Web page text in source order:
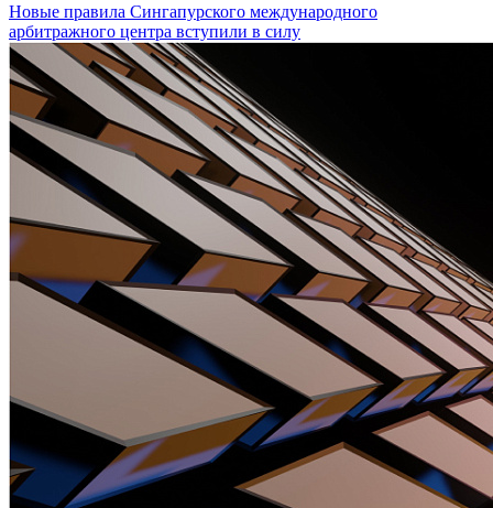
Новые правила Сингапурского международного
арбитражного центра вступили в силу